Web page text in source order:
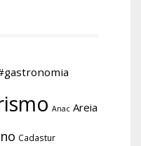
Anac Areia
Cadastur